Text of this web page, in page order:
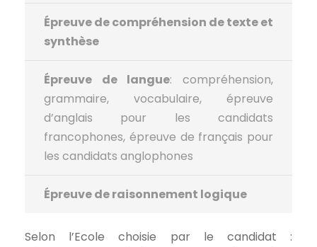
Épreuve de compréhension de texte et
synthèse
Épreuve de langue: compréhension,
grammaire, vocabulaire, épreuve
d’anglais pour les candidats
francophones, épreuve de français pour
les candidats anglophones
Épreuve de raisonnement logique
Selon l’Ecole choisie par le candidat :